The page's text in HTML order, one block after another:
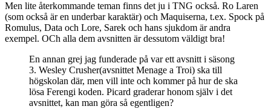
Men lite återkommande teman finns det ju i TNG också. Ro Laren
(som också är en underbar karaktär) och Maquiserna, t.ex. Spock på
Romulus, Data och Lore, Sarek och hans sjukdom är andra
exempel. OCh alla dem avsnitten är dessutom väldigt bra!
En annan grej jag funderade på var ett avsnitt i säsong
3. Wesley Crusher(avsnittet Menage a Troi) ska till
högskolan där, men vill inte och kommer på hur de ska
lösa Ferengi koden. Picard graderar honom själv i det
avsnittet, kan man göra så egentligen?